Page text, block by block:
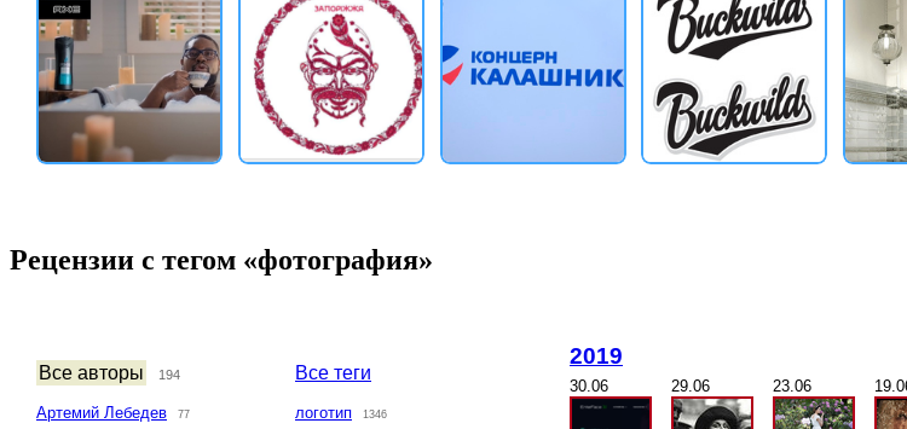
Рецензии с тегом «фотография»
Все авторы 194
Артемий Лебедев 77
Все теги
логотип 1346
2019
30.06 29.06 23.06